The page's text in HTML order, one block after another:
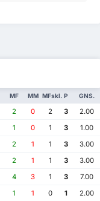
MF MM MFskl. P GNS.
2 0 2 3
2.00
1 0 1 3
1.00
2 1 1 3
3.00
2 1 1 3
3.00
4 3 1 3
7.00
1 1 0 1
2.00